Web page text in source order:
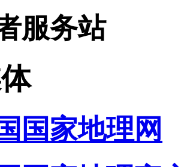
服务站
国家地理网